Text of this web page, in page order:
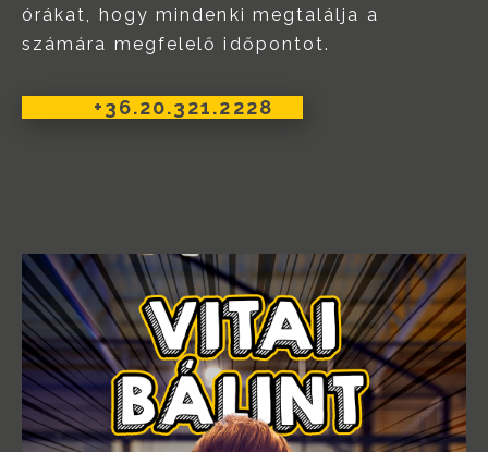
órákat, hogy mindenki megtalálja a
számára megfelelő időpontot.
+36.20.321.2228